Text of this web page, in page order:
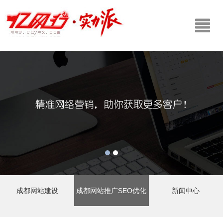
成都网站建设 成都网站推广SEO优化 新闻中心